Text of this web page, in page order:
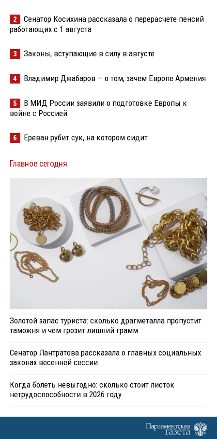
2
Сенатор Косихина рассказала о перерасчете пенсий
работающих с 1 августа
3 Законы, вступающие в силу в августе
4 Владимир Джабаров — о том, зачем Европе Армения
5
В МИД России заявили о подготовке Европы к
войне с Россией
6 Ереван рубит сук, на котором сидит
Главное сегодня
Золотой запас туриста: сколько драгметалла пропустит
таможня и чем грозит лишний грамм
Сенатор Лантратова рассказала о главных социальных
законах весенней сессии
Когда болеть невыгодно: сколько стоит листок
нетрудоспособности в 2026 году